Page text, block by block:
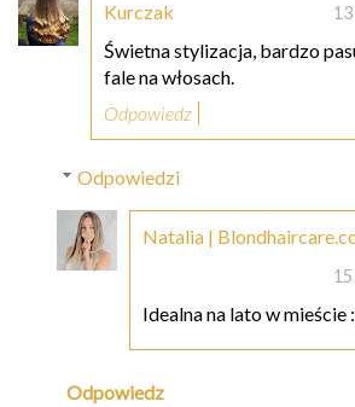
Kurczak
Świetna stylizacja, bardzo
fale na włosach.
Odpowiedz
Odpowiedzi
Natalia |
Idealna na lato w mieście
Odpowiedz